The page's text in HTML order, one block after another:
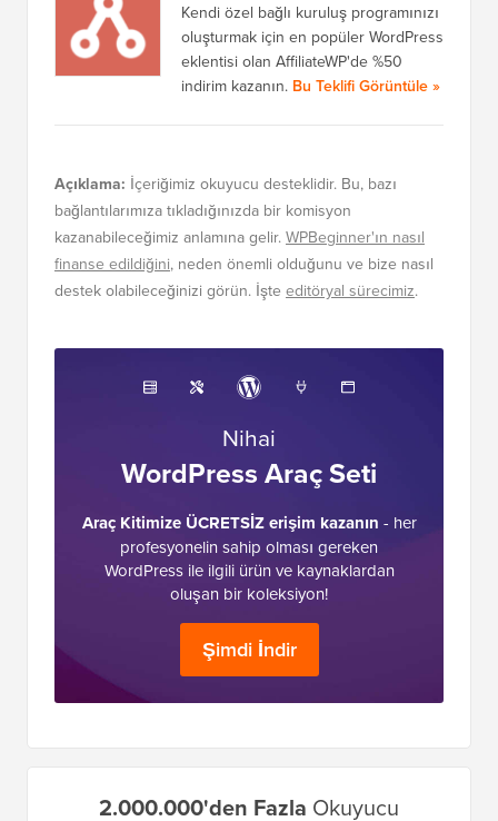
Kendi özel bağlı kuruluş programınızı
oluşturmak için en popüler WordPress
eklentisi olan AffiliateWP'de %50
indirim kazanın. Bu Teklifi Görüntüle »
Açıklama: İçeriğimiz okuyucu desteklidir. Bu, bazı
bağlantılarımıza tıkladığınızda bir komisyon
kazanabileceğimiz anlamına gelir. WPBeginner'ın nasıl
finanse edildiğini, neden önemli olduğunu ve bize nasıl
destek olabileceğinizi görün. İşte editöryal sürecimiz.
Nihai
WordPress Araç Seti
Araç Kitimize ÜCRETSİZ erişim kazanın - her
profesyonelin sahip olması gereken
WordPress ile ilgili ürün ve kaynaklardan
oluşan bir koleksiyon!
Şimdi İndir
2.000.000'den Fazla Okuyucu